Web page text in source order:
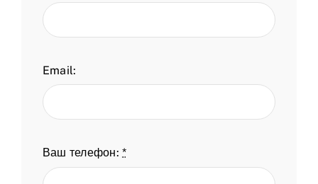
Email:
Ваш телефон:*